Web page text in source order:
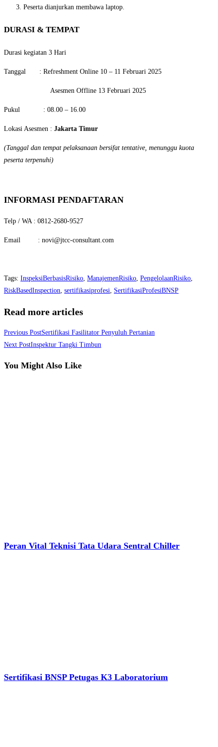
Peserta dianjurkan membawa laptop.
DURASI & TEMPAT
Durasi kegiatan 3 Hari
Tanggal : Refreshment Online 10 – 11 Februari 2025
Asesmen Offline 13 Februari 2025
Pukul : 08.00 – 16.00
Lokasi Asesmen : Jakarta Timur
(Tanggal dan tempat pelaksanaan bersifat tentative, menunggu kuota
peserta terpenuhi)
INFORMASI PENDAFTARAN
Telp / WA : 0812-2680-9527
Email : novi@jtcc-consultant.com
Tags: InspeksiBerbasisRisiko ManajemenRisiko PengelolaanRisiko
RiskBasedInspection sertifikasiprofesi SertifikasiProfesiBNSP
Read more articles
Previous PostSertifikasi Fasilitator Penyuluh Pertanian
Next PostInspektur Tangki Timbun
You Might Also Like
Peran Vital Teknisi Tata Udara Sentral Chiller
Sertifikasi BNSP Petugas K3 Laboratorium